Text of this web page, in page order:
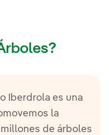
Iberdrola es una
la
de árboles